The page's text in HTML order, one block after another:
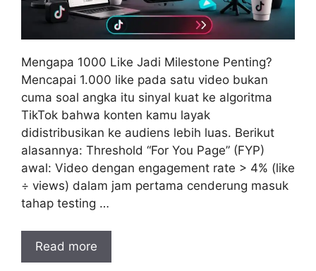
Mengapa 1000 Like Jadi Milestone Penting?
Mencapai 1.000 like pada satu video bukan
cuma soal angka itu sinyal kuat ke algoritma
TikTok bahwa konten kamu layak
didistribusikan ke audiens lebih luas. Berikut
alasannya: Threshold “For You Page” (FYP)
awal: Video dengan engagement rate > 4% (like
÷ views) dalam jam pertama cenderung masuk
tahap testing …
Read more